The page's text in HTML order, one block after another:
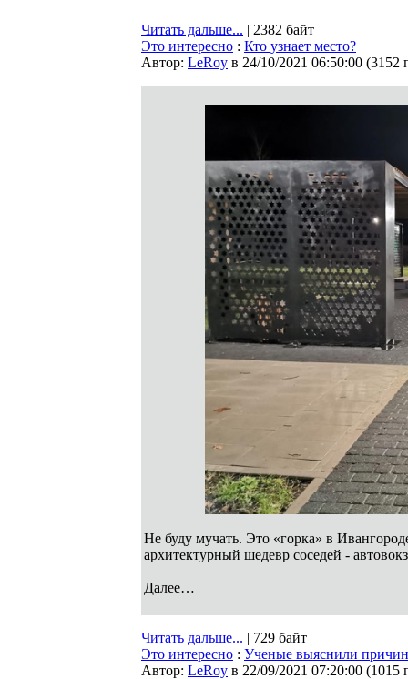
Читать дальше... | 2382 байт
Это интересно : Кто узнает место?
Автор: LeRoy в 24/10/2021 06:50:00 (3152
Не буду мучать. Это «горка» в
архитектурный шедевр соседей -
Далее…
Читать дальше... | 729 байт
Это интересно : Ученые выяснили
Автор: LeRoy в 22/09/2021 07:20:00 (1015